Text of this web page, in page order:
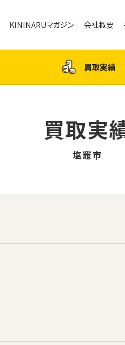
KININARUマガジン 会社概要
買取実績
買取実
塩竈市